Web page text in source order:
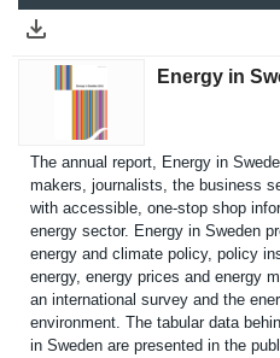
Energy in
The annual report, Energy in
makers, journalist­s, the business
with accessible, one-stop shop
energy sector. Energy in Sweden
energy and climate policy, policy
energy, energy prices and energy
an internatio­nal survey and the
environmen­t. The tabular data
in Sweden are presented in the